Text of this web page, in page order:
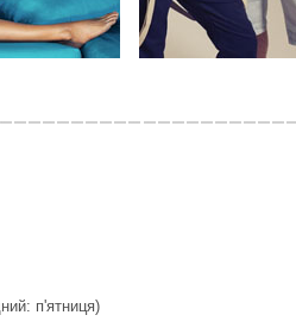
п'ятниця)